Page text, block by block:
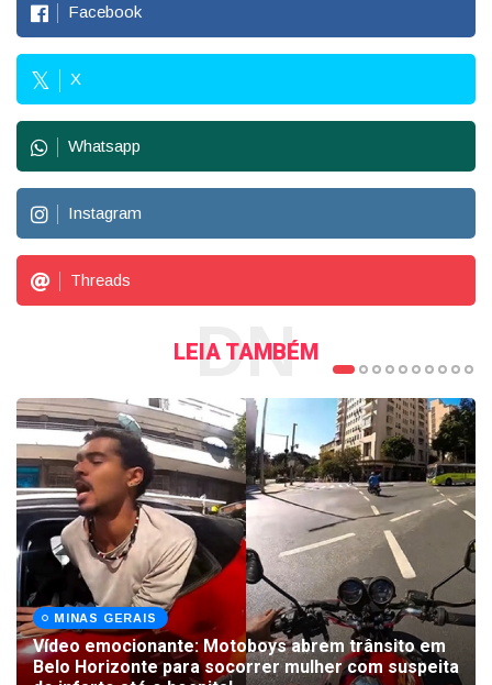
Facebook
X
Whatsapp
Instagram
Threads
LEIA TAMBÉM
DN
MINAS GERAIS
Vídeo emocionante: Motoboys abrem trânsito em
Belo Horizonte para socorrer mulher com suspeita